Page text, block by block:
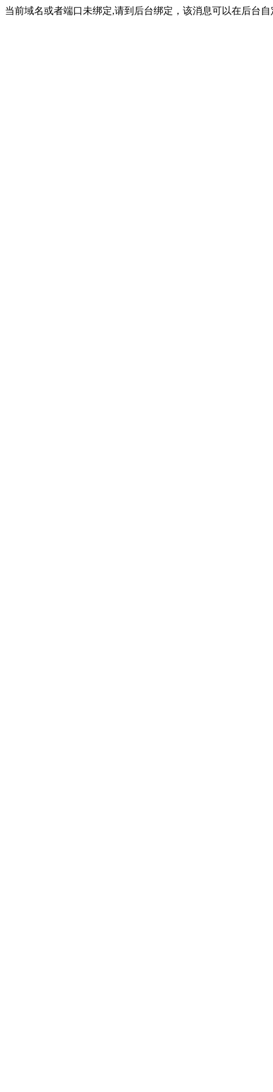
当前域名或者端口未绑定,请到后台绑定，该消息可以在后台自